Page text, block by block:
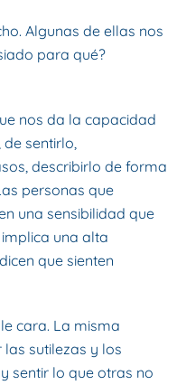
Algunas de ellas nos
para qué?
nos da la capacidad
sentirlo,
describirlo de forma
personas que
una sensibilidad que
una alta
que sienten
cara. La misma
sutilezas y los
sentir lo que otras no